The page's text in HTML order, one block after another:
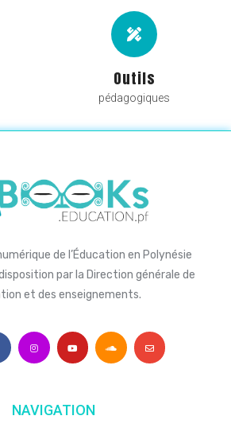
Outils
pédagogiques
de l’Éducation en Polynésie
par la Direction générale de
et des enseignements.
NAVIGATION